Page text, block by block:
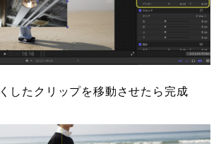
したクリップを移動させたら完成